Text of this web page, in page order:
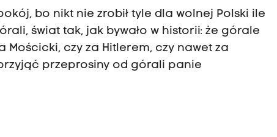
bo nikt nie zrobił tyle dla wolnej Polski ile
świat tak, jak bywało w historii: że górale
Mościcki, czy za Hitlerem, czy nawet za
przeprosiny od górali panie